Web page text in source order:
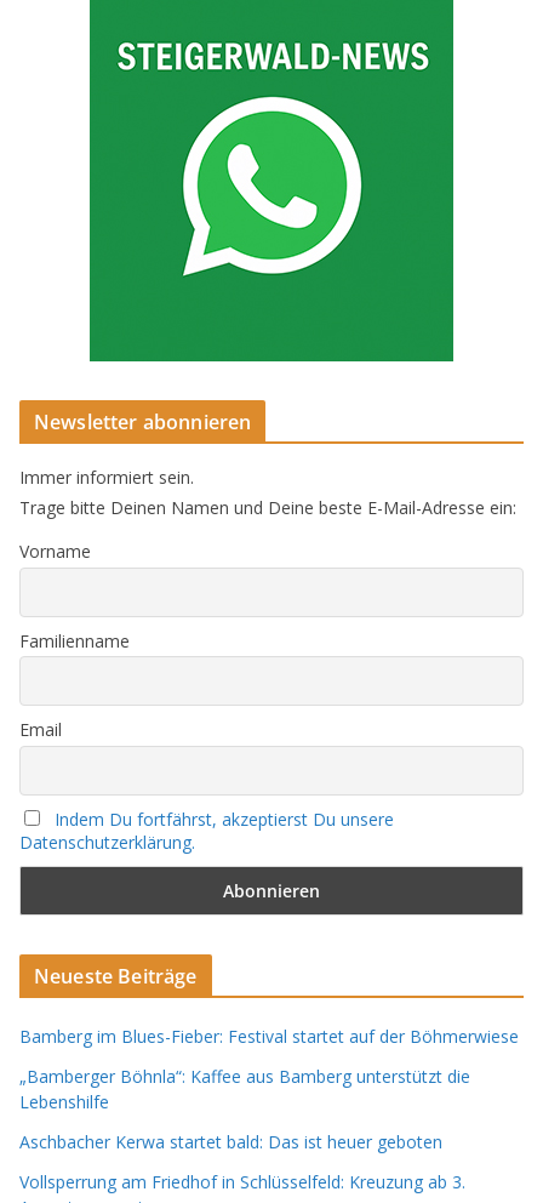
Newsletter abonnieren
Immer informiert sein.
Trage bitte Deinen Namen und Deine beste E-Mail-Adresse ein:
Vorname
Familienname
Email
Indem Du fortfährst, akzeptierst Du unsere
Datenschutzerklärung.
Neueste Beiträge
Bamberg im Blues-Fieber: Festival startet auf der Böhmerwiese
„Bamberger Böhnla“: Kaffee aus Bamberg unterstützt die
Lebenshilfe
Aschbacher Kerwa startet bald: Das ist heuer geboten
Vollsperrung am Friedhof in Schlüsselfeld: Kreuzung ab 3.